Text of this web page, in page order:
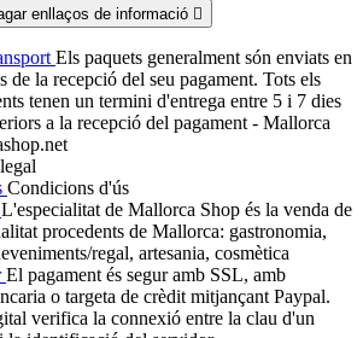
enllaços de informació 
Els paquets generalment són enviats en
de la recepció del seu pagament. Tots els
tenen un termini d'entrega entre 5 i 7 dies
a la recepció del pagament - Mallorca
Condicions d'ús
L'especialitat de Mallorca Shop és la venda de
procedents de Mallorca: gastronomia,
regal, artesania, cosmètica
El pagament és segur amb SSL, amb
o targeta de crèdit mitjançant Paypal.
verifica la connexió entre la clau d'un